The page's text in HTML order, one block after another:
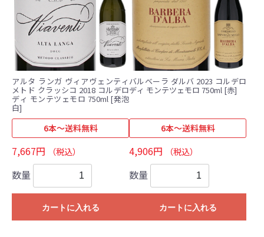
アルタ ランガ ヴィアヴェンティ
メトド クラッシコ 2018 コルデロ
ディ モンテツェモロ 750ml [発泡
白]
6本～送料無料
7,667円 （税込）
数量
カートに入れる
バルベーラ ダルバ 2023 コルデロ
ディ モンテツェモロ 750ml [赤]
6本～送料無料
4,906円 （税込）
数量
カートに入れる